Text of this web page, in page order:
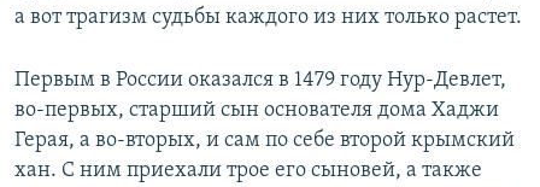
а вот трагизм судьбы каждого из них только растет.
Первым в России оказался в 1479 году Нур-Девлет,
во-первых, старший сын основателя дома Хаджи
Герая, а во-вторых, и сам по себе второй крымский
хан. С ним приехали трое его сыновей, а также